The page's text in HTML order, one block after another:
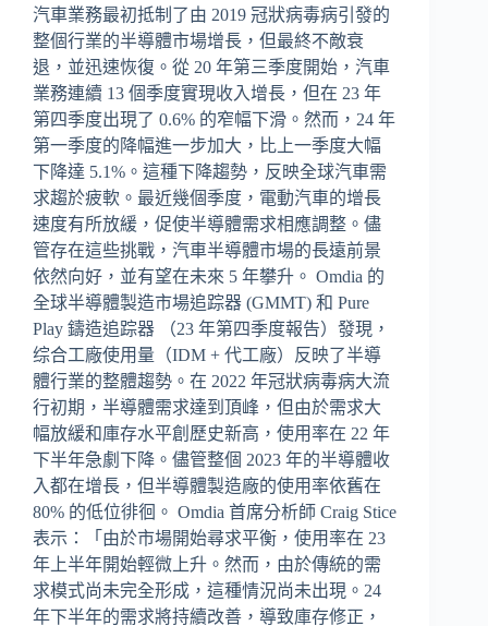
汽車業務最初抵制了由 2019 冠狀病毒病引發的
整個行業的半導體市場增長，但最終不敵衰
退，並迅速恢復。從 20 年第三季度開始，汽車
業務連續 13 個季度實現收入增長，但在 23 年
第四季度出現了 0.6% 的窄幅下滑。然而，24 年
第一季度的降幅進一步加大，比上一季度大幅
下降達 5.1%。這種下降趨勢，反映全球汽車需
求趨於疲軟。最近幾個季度，電動汽車的增長
速度有所放緩，促使半導體需求相應調整。儘
管存在這些挑戰，汽車半導體市場的長遠前景
依然向好，並有望在未來 5 年攀升。 Omdia 的
全球半導體製造市場追踪器 (GMMT) 和 Pure
Play 鑄造追踪器 （23 年第四季度報告）發現，
综合工廠使用量（IDM + 代工廠）反映了半導
體行業的整體趨勢。在 2022 年冠狀病毒病大流
行初期，半導體需求達到頂峰，但由於需求大
幅放緩和庫存水平創歷史新高，使用率在 22 年
下半年急劇下降。儘管整個 2023 年的半導體收
入都在增長，但半導體製造廠的使用率依舊在
80% 的低位徘徊。 Omdia 首席分析師 Craig Stice
表示：「由於市場開始尋求平衡，使用率在 23
年上半年開始輕微上升。然而，由於傳統的需
求模式尚未完全形成，這種情況尚未出現。24
年下半年的需求將持續改善，導致庫存修正，